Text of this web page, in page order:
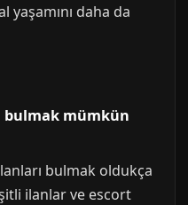
daha da
bulmak mümkün
bulmak oldukça
ilanlar ve escort